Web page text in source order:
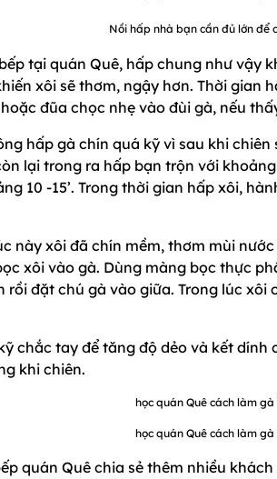
Nồi hấp nhà bạn cần đủ lớn để
tại quán Quê, hấp chung như vậy
xôi sẽ thơm, ngậy hơn. Thời gian
đũa chọc nhẹ vào đùi gà, nếu
hấp gà chín quá kỹ vì sau khi
lại trong ra hấp bạn trộn với
10 -15’. Trong thời gian hấp xôi,
này xôi đã chín mềm, thơm mùi
xôi vào gà. Dùng màng bọc thực
rồi đặt chú gà vào giữa. Trong lúc
chắc tay để tăng độ dẻo và kết
khi chiên.
quán Quê chia sẻ thêm nhiều